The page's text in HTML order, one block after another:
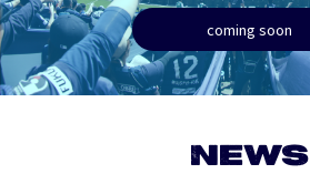
coming soon
NEWS